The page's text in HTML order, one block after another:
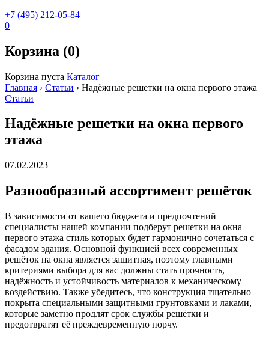
+7 (495) 212-05-84
0
Корзина (0)
Корзина пуста Каталог
Главная › Статьи › Надёжные решетки на окна первого этажа
Статьи
Надёжные решетки на окна первого
этажа
07.02.2023
Разнообразный ассортимент решёток
В зависимости от вашего бюджета и предпочтений
специалисты нашей компании подберут решетки на окна
первого этажа стиль которых будет гармонично сочетаться с
фасадом здания. Основной функцией всех современных
решёток на окна является защитная, поэтому главными
критериями выбора для вас должны стать прочность,
надёжность и устойчивость материалов к механическому
воздействию. Также убедитесь, что конструкция тщательно
покрыта специальными защитными грунтовками и лаками,
которые заметно продлят срок службы решётки и
предотвратят её преждевременную порчу.